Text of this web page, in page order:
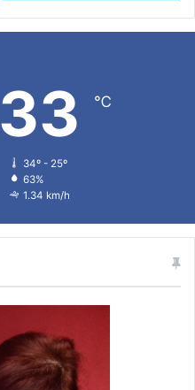
33 ℃
34º - 25º
63%
1.34 km/h